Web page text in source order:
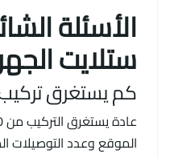
الأسئلة
ستلايت
كم يستغرق
الموقع وعدد التوصيلات